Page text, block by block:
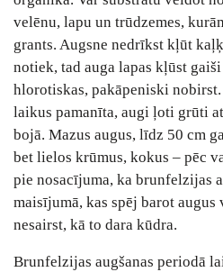
velēnu, lapu un trūdzemes,
grants. Augsne nedrīkst kļūt
notiek, tad auga lapas kļūst
hlorotiskas, pakāpeniski
laikus pamanīta, augi ļoti grūti
bojā. Mazus augus, līdz 50 cm
bet lielos krūmus, kokus – pēc
pie nosacījuma, ka brunfelzijas
maisījumā, kas spēj barot augus
nesairst, kā to dara kūdra.
Brunfelzijas augšanas periodā